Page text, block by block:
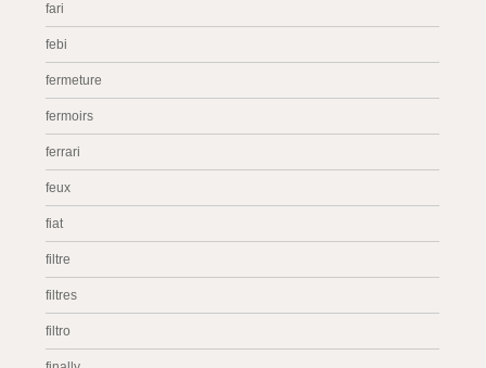
fari
febi
fermeture
fermoirs
ferrari
feux
fiat
filtre
filtres
filtro